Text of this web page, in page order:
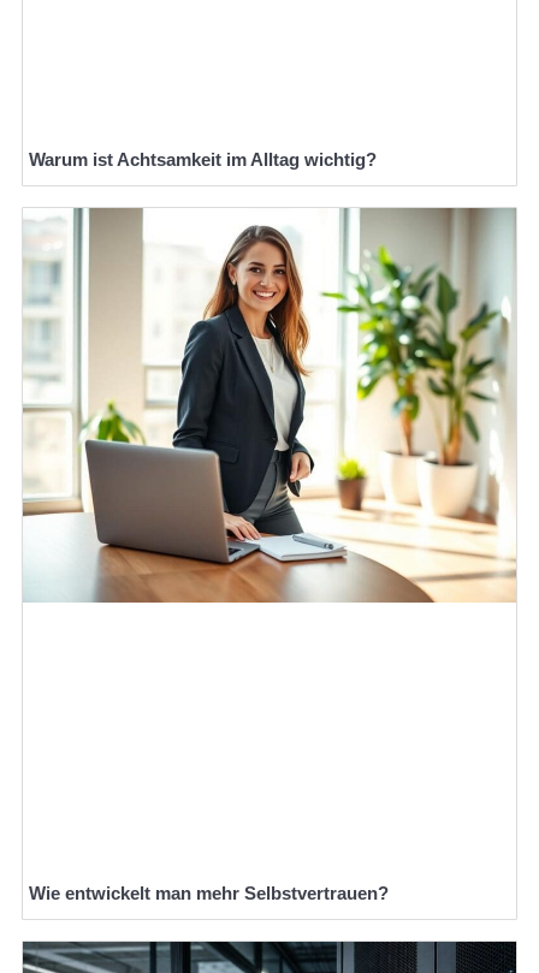
Warum ist Achtsamkeit im Alltag wichtig?
Wie entwickelt man mehr Selbstvertrauen?